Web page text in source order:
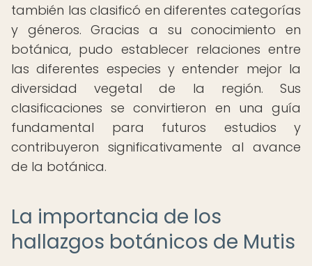
también las clasificó en diferentes categorías
y géneros. Gracias a su conocimiento en
botánica, pudo establecer relaciones entre
las diferentes especies y entender mejor la
diversidad vegetal de la región. Sus
clasificaciones se convirtieron en una guía
fundamental para futuros estudios y
contribuyeron significativamente al avance
de la botánica.
La importancia de los
hallazgos botánicos de Mutis